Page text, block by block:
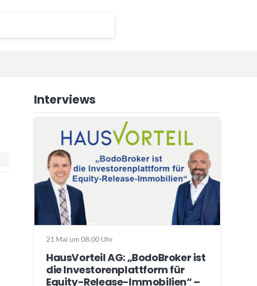
Interviews
21 Mai um 08:00 Uhr
HausVorteil AG: „BodoBroker ist
die Investorenplattform für
Equity-Release-Immobilien“ –